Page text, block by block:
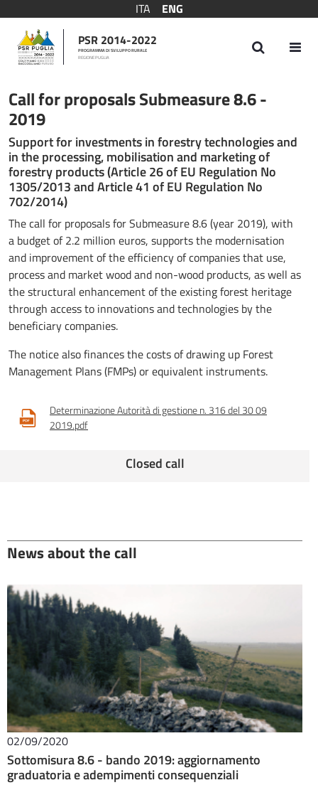
ITA
ENG
PSR 2014-2022
PROGRAMMA DI SVILUPPO RURALE
REGIONE PUGLIA
Bando Sottomisura 8.6 - 2019
Call for proposals Submeasure 8.6 -
2019
Support for investments in forestry technologies and
in the processing, mobilisation and marketing of
forestry products (Article 26 of EU Regulation No
1305/2013 and Article 41 of EU Regulation No
702/2014)
The call for proposals for Submeasure 8.6 (year 2019), with
a budget of 2.2 million euros, supports the modernisation
and improvement of the efficiency of companies that use,
process and market wood and non-wood products, as well as
the structural enhancement of the existing forest heritage
through access to innovations and technologies by the
beneficiary companies.
The notice also finances the costs of drawing up Forest
Management Plans (FMPs) or equivalent instruments.
Determinazione Autorità di gestione n. 316 del 30 09
2019.pdf
Closed call
News about the call
02/09/2020
Sottomisura 8.6 - bando 2019: aggiornamento
graduatoria e adempimenti consequenziali